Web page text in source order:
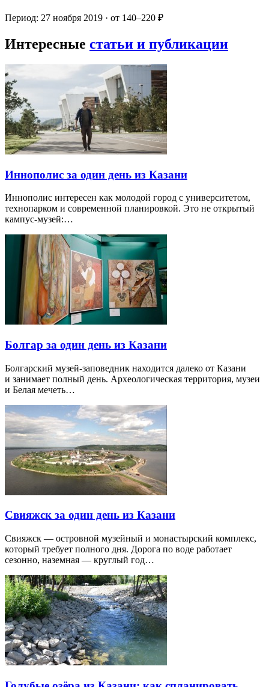
Период: 27 ноября 2019 · от 140–220 ₽
Интересные статьи и публикации
Иннополис за один день из Казани
Иннополис интересен как молодой город с университетом,
технопарком и современной планировкой. Это не открытый
кампус-музей:…
Болгар за один день из Казани
Болгарский музей-заповедник находится далеко от Казани
и занимает полный день. Археологическая территория, музеи
и Белая мечеть…
Свияжск за один день из Казани
Свияжск — островной музейный и монастырский комплекс,
который требует полного дня. Дорога по воде работает
сезонно, наземная — круглый год…